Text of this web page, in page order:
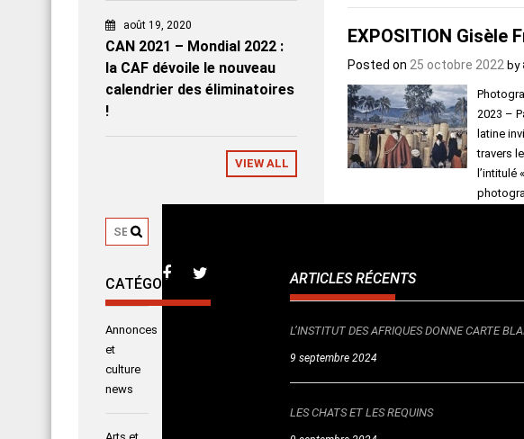
EXPOSITION Gisèle
Posted on 25 octobre 2022 by
2023 –
latine
travers
l’intitulé
Mory Kanté
août 19, 2020
CAN 2021 – Mondial 2022 :
la CAF dévoile le nouveau
calendrier des éliminatoires
!
VIEW ALL
CATÉGORIES
Annonces
et
culture
news
ARTICLES RÉCENTS
L’INSTITUT DES AFRIQUES DONNE CARTE
9 septembre 2024
LES CHATS ET LES REQUINS